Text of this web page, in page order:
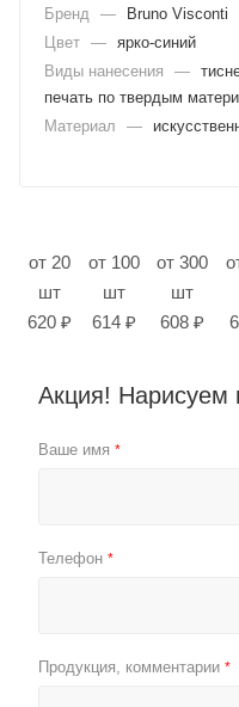
Бренд
—
Bruno Visconti
Цвет — ярко-синий
Виды нанесения
—
печать по твердым
Материал
—
от 20
шт
620 ₽
от 100
шт
614 ₽
от 300
шт
608 ₽
Акция! Нарисуем
Ваше имя *
Телефон *
Продукция, комментарии *